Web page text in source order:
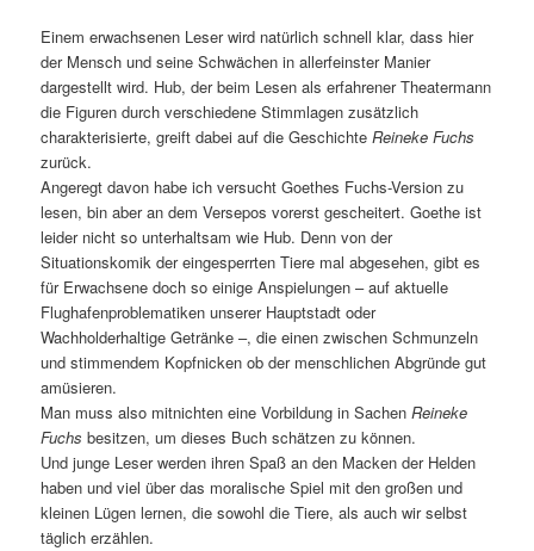
Einem erwachsenen Leser wird natürlich schnell klar, dass hier
der Mensch und seine Schwächen in allerfeinster Manier
dargestellt wird. Hub, der beim Lesen als erfahrener Theatermann
die Figuren durch verschiedene Stimmlagen zusätzlich
charakterisierte, greift dabei auf die GeschichteReineke Fuchs
zurück.
Angeregt davon habe ich versucht Goethes Fuchs-Version zu
lesen, bin aber an dem Versepos vorerst gescheitert. Goethe ist
leider nicht so unterhaltsam wie Hub. Denn von der
Situationskomik der eingesperrten Tiere mal abgesehen, gibt es
für Erwachsene doch so einige Anspielungen – auf aktuelle
Flughafenproblematiken unserer Hauptstadt oder
Wachholderhaltige Getränke –, die einen zwischen Schmunzeln
und stimmendem Kopfnicken ob der menschlichen Abgründe gut
amüsieren.
Man muss also mitnichten eine Vorbildung in SachenReineke
Fuchs besitzen, um dieses Buch schätzen zu können.
Und junge Leser werden ihren Spaß an den Macken der Helden
haben und viel über das moralische Spiel mit den großen und
kleinen Lügen lernen, die sowohl die Tiere, als auch wir selbst
täglich erzählen.